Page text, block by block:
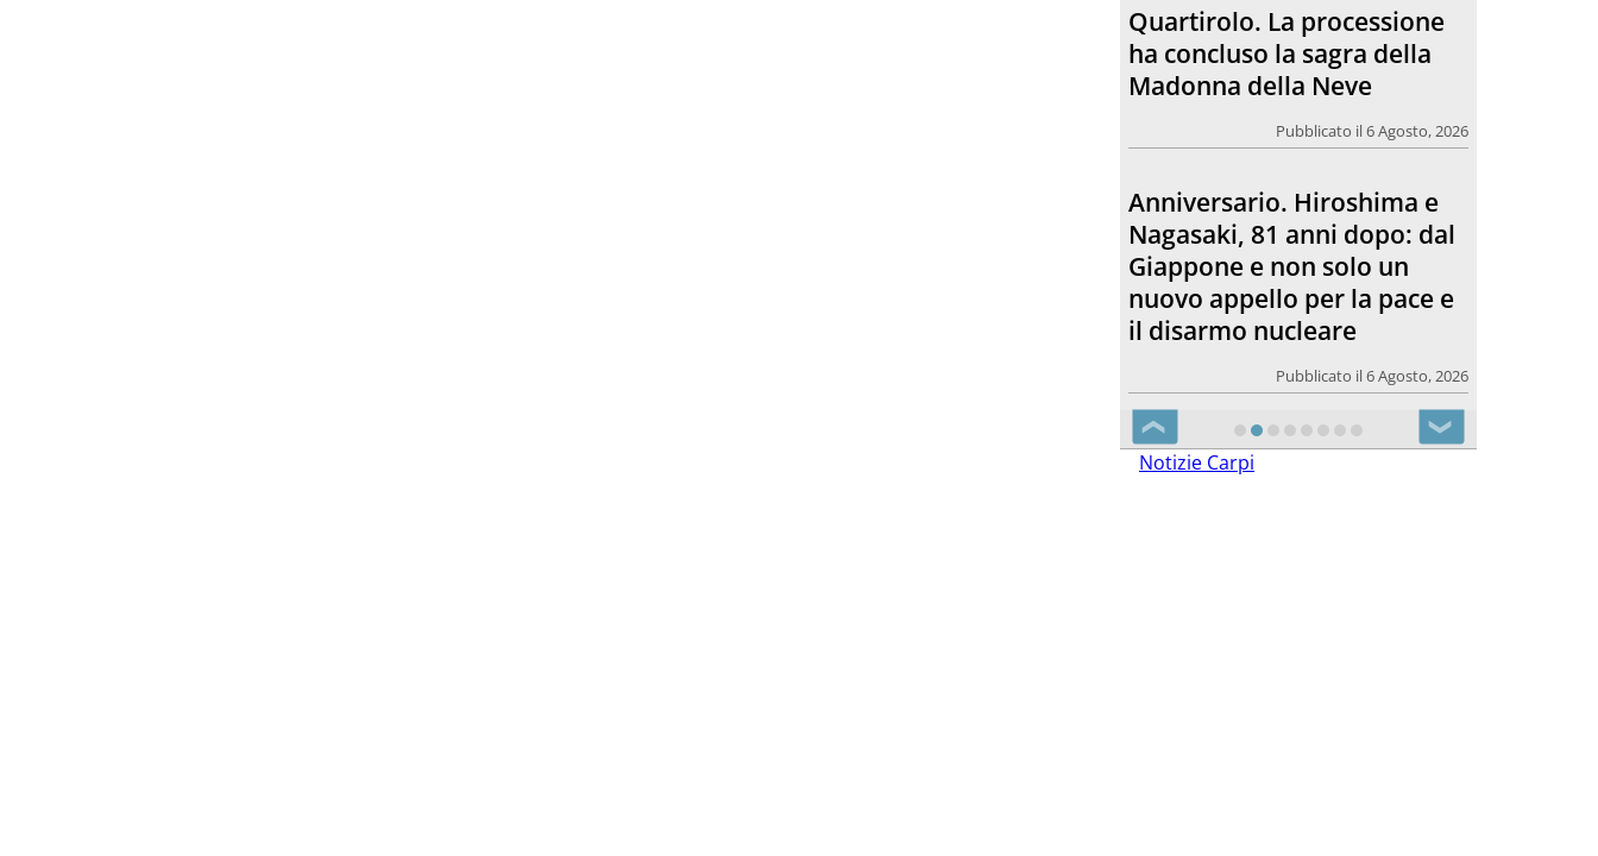
Quartirolo. La processione
ha concluso la sagra della
Madonna della Neve
Pubblicato il 6 Agosto, 2026
Anniversario. Hiroshima e
Nagasaki, 81 anni dopo: dal
Giappone e non solo un
nuovo appello per la pace e
il disarmo nucleare
Pubblicato il 6 Agosto, 2026
❮ ❯
Notizie Carpi